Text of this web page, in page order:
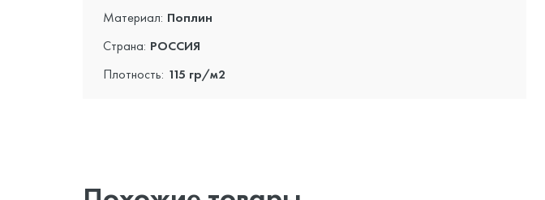
Материал: Поплин
Страна: РОССИЯ
Плотность: 115 гр/м2